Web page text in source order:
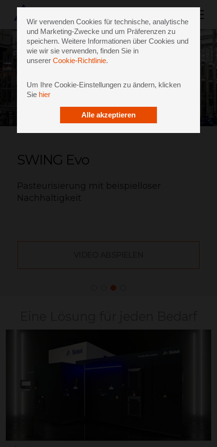
Wir verwenden Cookies für technische, analytische
und Marketing-Zwecke und um Präferenzen zu
speichern. Weitere Informationen über Cookies und
wie wir sie verwenden, finden Sie in
unserer Cookie-Richtlinie.
Um Ihre Cookie-Einstellungen zu ändern, klicken
Sie hier
Alle akzeptieren
SWING Evo
Pasteurisierung mit beispielloser
Nachhaltigkeit